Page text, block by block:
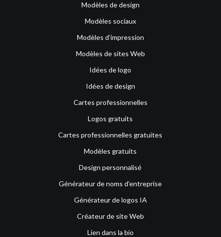
Modèles de design
Modèles sociaux
Modèles d’impression
Modèles de sites Web
Idées de logo
Idées de design
Cartes professionnelles
Logos gratuits
Cartes professionnelles gratuites
Modèles gratuits
Design personnalisé
Générateur de noms d’entreprise
Générateur de logos IA
Créateur de site Web
Lien dans la bio